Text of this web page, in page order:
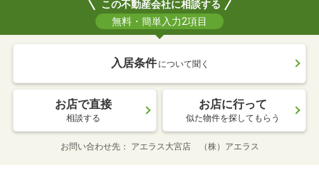
この不動産会社に相談する
無料・簡単入力2項目
入居条件 について聞く
お店で直接
相談する
お店に行って
似た物件を探してもらう
お問い合わせ先 アエラス大宮店 （株）アエラス